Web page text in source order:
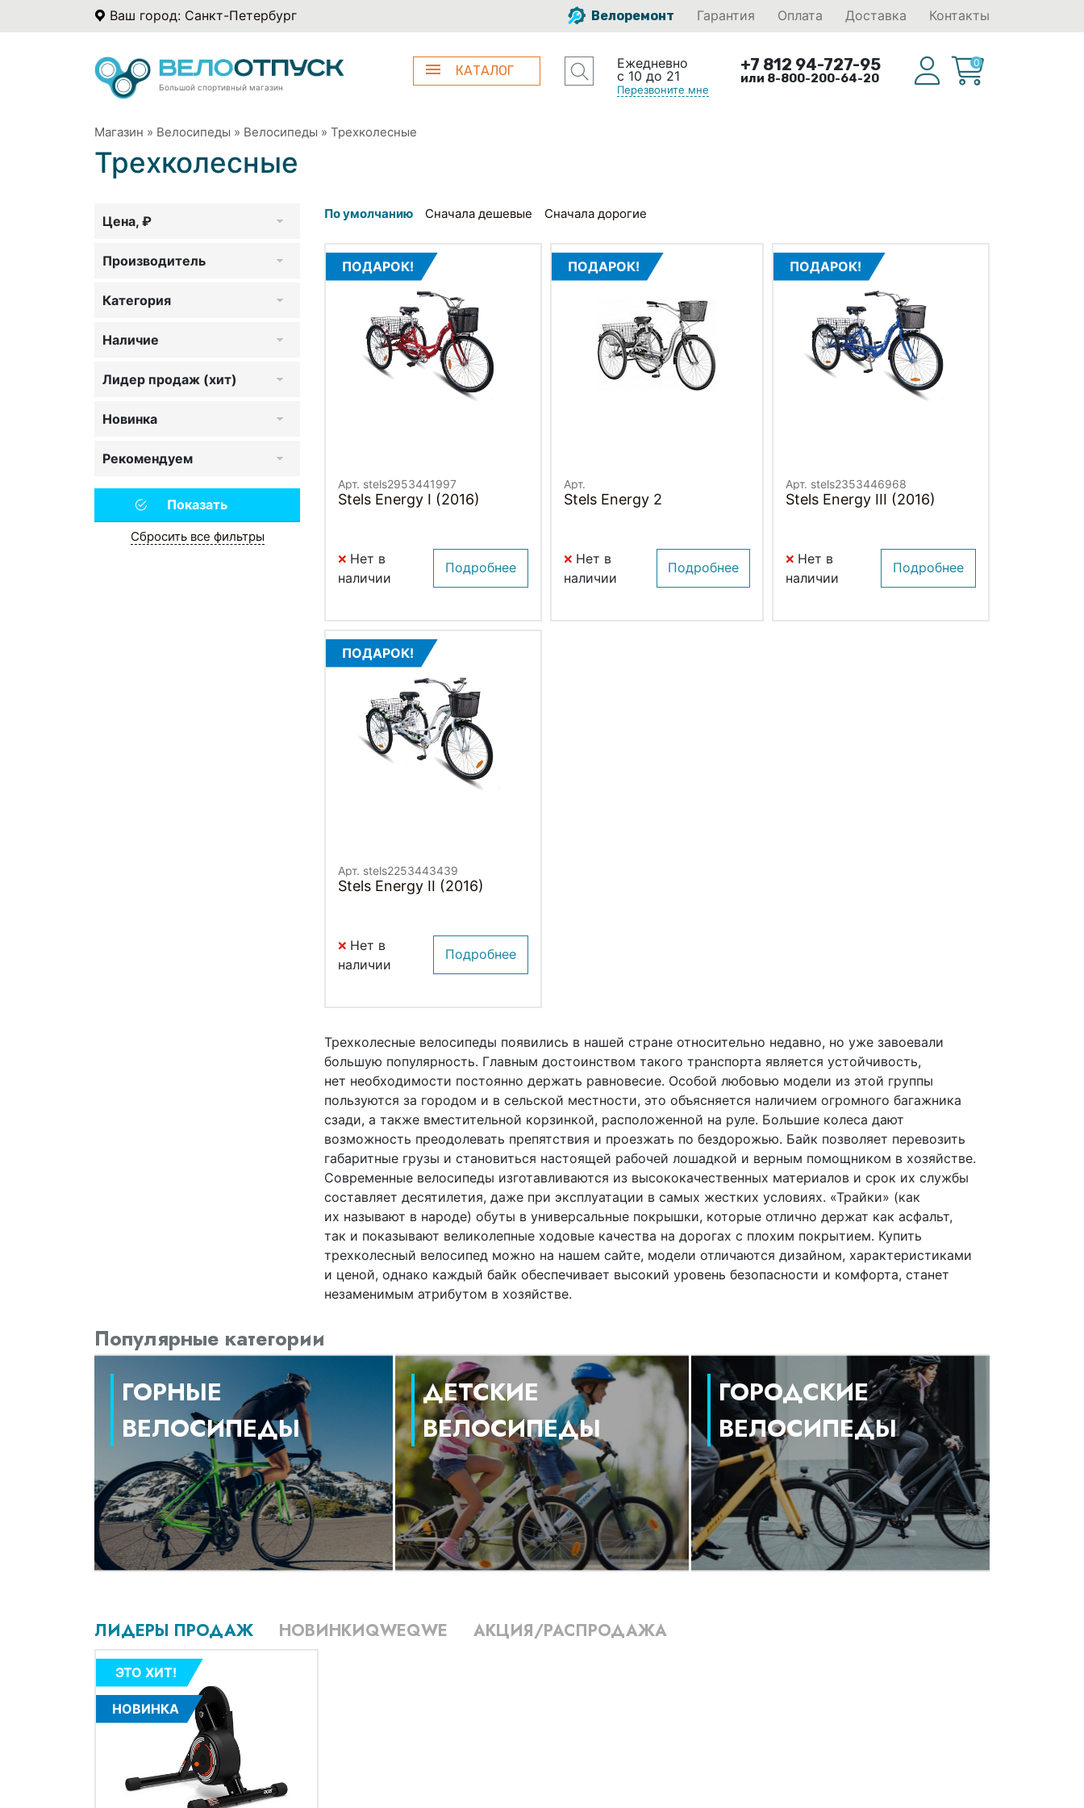
Ваш город: Санкт-Петербург Велоремонт Гарантия Оплата Доставка Контакты
Большой спортивный магазин
КАТАЛОГ
Ежедневно
с 10 до 21
Перезвоните мне
+7 812 94-727-95
или 8-800-200-64-20
0
Магазин » Велосипеды » Велосипеды » Трехколесные
Трехколесные
Цена, ₽
Производитель
Категория
Наличие
Лидер продаж (хит)
Новинка
Рекомендуем
Сбросить все фильтры
По умолчанию Сначала дешевые Сначала дорогие
ПОДАРОК!
Арт. stels2953441997
Stels Energy I (2016)
Нет в
наличии
Подробнее
ПОДАРОК!
Арт.
Stels Energy 2
Нет в
наличии
Подробнее
ПОДАРОК!
Арт. stels2353446968
Stels Energy III (2016)
Нет в
наличии
Подробнее
ПОДАРОК!
Арт. stels2253443439
Stels Energy II (2016)
Нет в
наличии
Подробнее
Трехколесные велосипеды появились в нашей стране относительно недавно, но уже завоевали
большую популярность. Главным достоинством такого транспорта является устойчивость,
нет необходимости постоянно держать равновесие. Особой любовью модели из этой группы
пользуются за городом и в сельской местности, это объясняется наличием огромного багажника
сзади, а также вместительной корзинкой, расположенной на руле. Большие колеса дают
возможность преодолевать препятствия и проезжать по бездорожью. Байк позволяет перевозить
габаритные грузы и становиться настоящей рабочей лошадкой и верным помощником в хозяйстве.
Современные велосипеды изготавливаются из высококачественных материалов и срок их службы
составляет десятилетия, даже при эксплуатации в самых жестких условиях. «Трайки» (как
их называют в народе) обуты в универсальные покрышки, которые отлично держат как асфальт,
так и показывают великолепные ходовые качества на дорогах с плохим покрытием. Купить
трехколесный велосипед можно на нашем сайте, модели отличаются дизайном, характеристиками
и ценой, однако каждый байк обеспечивает высокий уровень безопасности и комфорта, станет
незаменимым атрибутом в хозяйстве.
Популярные категории
ГОРНЫЕ
ВЕЛОСИПЕДЫ
ДЕТСКИЕ
ВЕЛОСИПЕДЫ
ГОРОДСКИЕ
ВЕЛОСИПЕДЫ
ЛИДЕРЫ ПРОДАЖ НОВИНКИQWEQWE АКЦИЯ/РАСПРОДАЖА
ЭТО ХИТ!
НОВИНКА